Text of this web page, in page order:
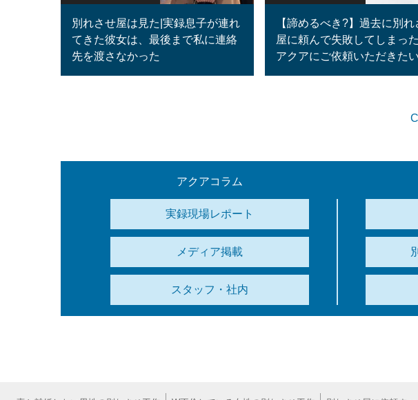
別れさせ屋は見た|実録息子が連れ
てきた彼女は、最後まで私に連絡
先を渡さなかった
【諦めるべき?】過去に別れ
屋に頼んで失敗してしまっ
アクアにご依頼いただきた
アクアコラム
実録現場レポート
メディア掲載
スタッフ・社内